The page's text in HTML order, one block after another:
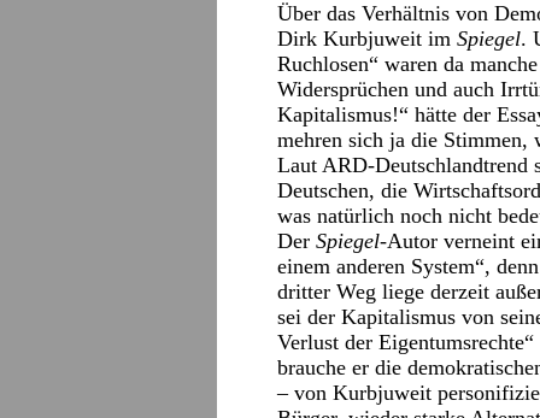
Über das Verhältnis von
Dirk Kurbjuweit im Spiegel.
Ruchlosen“ waren da
Widersprüchen und auch
Kapitalismus!“ hätte der
mehren sich ja die Stimmen,
Laut ARD-Deutschlandtrend
Deutschen, die
was natürlich noch nicht
Der Spiegel-Autor verneint
einem anderen System“,
dritter Weg liege derzeit
sei der Kapitalismus von
Verlust der
brauche er die
– von Kurbjuweit